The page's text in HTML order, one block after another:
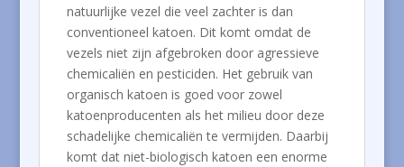
natuurlijke vezel die veel zachter is dan
conventioneel katoen. Dit komt omdat de
vezels niet zijn afgebroken door agressieve
chemicaliën en pesticiden. Het gebruik van
organisch katoen is goed voor zowel
katoenproducenten als het milieu door deze
schadelijke chemicaliën te vermijden. Daarbij
komt dat niet-biologisch katoen een enorme